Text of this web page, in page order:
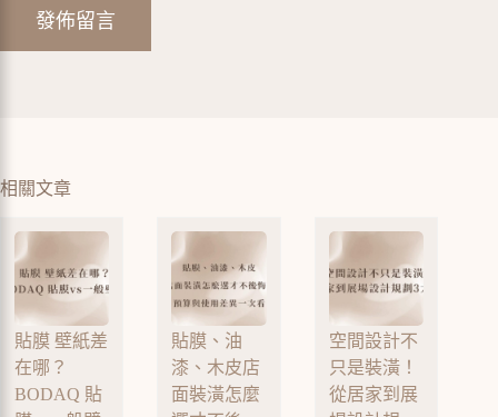
發佈留言
相關文章
貼膜 壁紙差
在哪？
BODAQ 貼
貼膜、油
漆、木皮店
面裝潢怎麼
空間設計不
只是裝潢！
從居家到展